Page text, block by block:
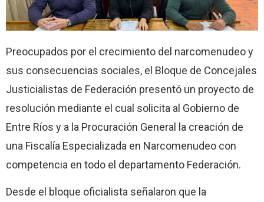
Preocupados por el crecimiento del narcomenudeo y
sus consecuencias sociales, el Bloque de Concejales
Justicialistas de Federación presentó un proyecto de
resolución mediante el cual solicita al Gobierno de
Entre Ríos y a la Procuración General la creación de
una Fiscalía Especializada en Narcomenudeo con
competencia en todo el departamento Federación.
Desde el bloque oficialista señalaron que la